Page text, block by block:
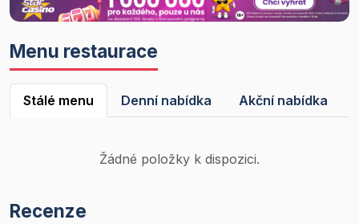
Menu restaurace
Stálé menu Denní nabídka Akční nabídka
Žádné položky k dispozici.
Recenze